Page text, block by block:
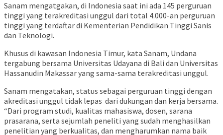
Sanam mengatgakan, di Indonesia saat ini ada 145 perguruan
tinggi yang terakreditasi unggul dari total 4.000-an perguruan
tinggi yang terdaftar di Kementerian Pendidikan Tinggi Sanis
dan Teknologi.
Khusus di kawasan Indonesia Timur, kata Sanam, Undana
tergabung bersama Universitas Udayana di Bali dan Universitas
Hassanudin Makassar yang sama-sama terakreditasi unggul.
Sanam mengatakan, status sebagai perguruan tinggi dengan
akreditasi unggul tidak lepas dari dukungan dan kerja bersama.
“Dari program studi, kualitas mahasiswa, dosen, sarana
prasarana, serta sejumlah peneliti yang sudah menghasilkan
penelitian yang berkualitas, dan mengharumkan nama baik